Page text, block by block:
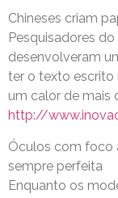
Chineses criam
Pesquisadores
desenvolveram
ter o texto escrito
um calor de mais
http://
Óculos com foco
sempre perfeita
Enquanto os